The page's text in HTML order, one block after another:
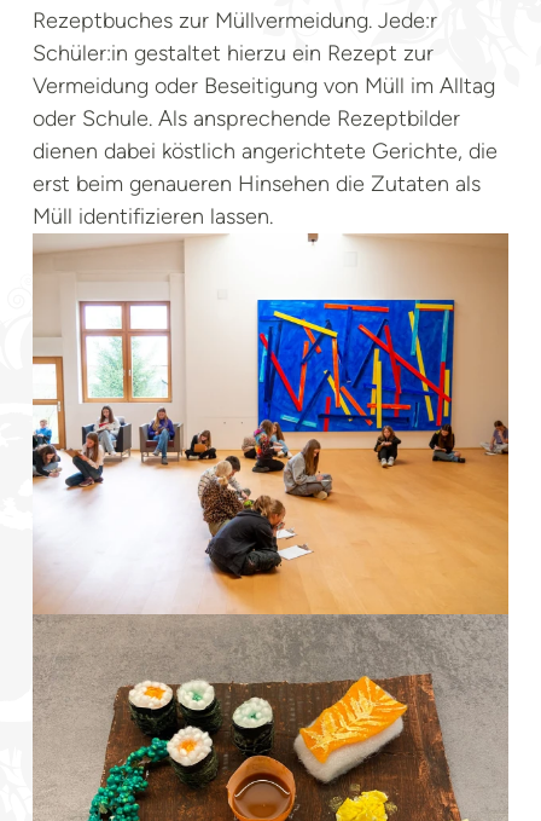
Rezeptbuches zur Müllvermeidung. Jede:r
Schüler:in gestaltet hierzu ein Rezept zur
Vermeidung oder Beseitigung von Müll im Alltag
oder Schule. Als ansprechende Rezeptbilder
dienen dabei köstlich angerichtete Gerichte, die
erst beim genaueren Hinsehen die Zutaten als
Müll identifizieren lassen.